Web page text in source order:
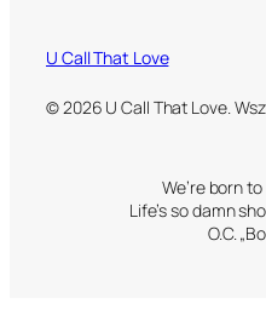
U Call That Love
© 2026 U Call That Love.
We’re born
Life’s so damn
O.C.